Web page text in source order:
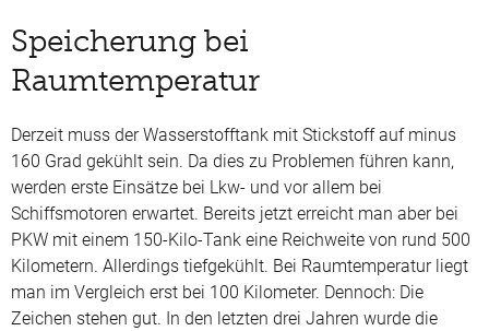
Speicherung bei
Raumtemperatur
Derzeit muss der Wasserstofftank mit Stickstoff auf minus
160 Grad gekühlt sein. Da dies zu Problemen führen kann,
werden erste Einsätze bei Lkw- und vor allem bei
Schiffsmotoren erwartet. Bereits jetzt erreicht man aber bei
PKW mit einem 150-Kilo-Tank eine Reichweite von rund 500
Kilometern. Allerdings tiefgekühlt. Bei Raumtemperatur liegt
man im Vergleich erst bei 100 Kilometer. Dennoch: Die
Zeichen stehen gut. In den letzten drei Jahren wurde die